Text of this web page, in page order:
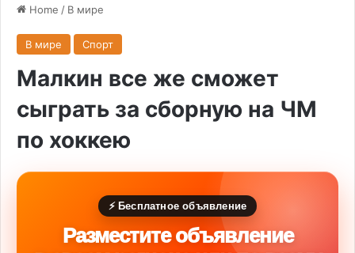
Home / В мире
В мире Спорт
Малкин все же сможет
сыграть за сборную на ЧМ
по хоккею
⚡ Бесплатное объявление
Разместите объявление